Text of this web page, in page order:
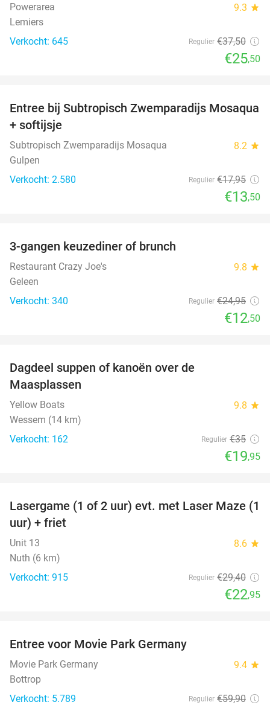
Powerarea 9.3 star
Lemiers
Verkocht: 645
Regulier €37,50
€25,50
25%
Entree bij Subtropisch Zwemparadijs Mosaqua
+ softijsje
Subtropisch Zwemparadijs Mosaqua 8.2 star
Gulpen
Verkocht: 2.580
Regulier €17,95
€13,50
3-gangen keuzediner of brunch
Restaurant Crazy Joe's 9.8 star
Geleen
Verkocht: 340
Regulier €24,95
€12,50
Dagdeel suppen of kanoën over de
Maasplassen
Yellow Boats 9.8 star
Wessem (14 km)
Verkocht: 162
Regulier €35
€19,95
22%
Lasergame (1 of 2 uur) evt. met Laser Maze (1
uur) + friet
Unit 13 8.6 star
Nuth (6 km)
Verkocht: 915
Regulier €29,40
€22,95
Entree voor Movie Park Germany
Movie Park Germany 9.4 star
Bottrop
Verkocht: 5.789
Regulier €59,90